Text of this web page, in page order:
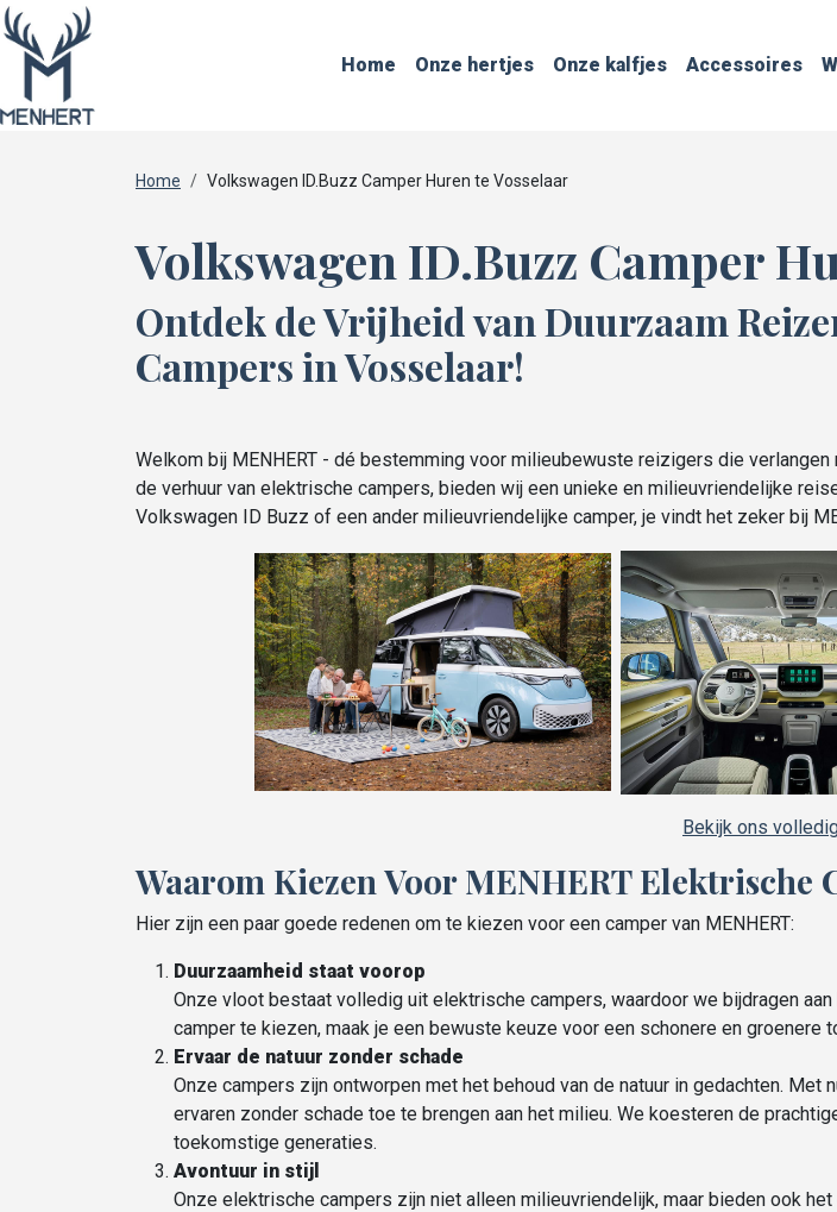
Home Onze hertjes Onze kalfjes Accessoires
Home Volkswagen ID.Buzz Camper Huren te Vosselaar
Volkswagen ID.Buzz Camper
Ontdek de Vrijheid van Duurzaam
Campers in Vosselaar!
Welkom bij MENHERT - dé bestemming voor milieubewuste reizigers die
de verhuur van elektrische campers, bieden wij een unieke en milieuvriendelijke
Volkswagen ID Buzz of een ander milieuvriendelijke camper, je vindt het zeker bij
Bekijk ons
Waarom Kiezen Voor MENHERT Elektrische
Hier zijn een paar goede redenen om te kiezen voor een camper van MENHERT:
Duurzaamheid staat voorop
Onze vloot bestaat volledig uit elektrische campers, waardoor we bijdragen
camper te kiezen, maak je een bewuste keuze voor een schonere en groenere
Ervaar de natuur zonder schade
Onze campers zijn ontworpen met het behoud van de natuur in gedachten.
ervaren zonder schade toe te brengen aan het milieu. We koesteren de
toekomstige generaties.
Avontuur in stijl
Onze elektrische campers zijn niet alleen milieuvriendelijk, maar bieden ook